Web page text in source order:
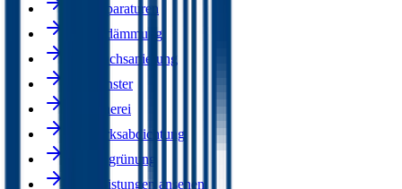
Dachreparaturen
Wärmedämmung
Flachdachsanierung
Dachfenster
Klempnerei
Bauwerksabdichtung
Dachbegrünung
Alle Leistungen ansehen